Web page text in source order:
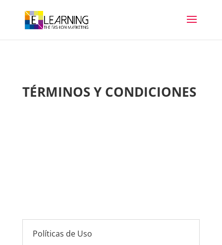
TÉRMINOS Y CONDICIONES
Políticas de Uso